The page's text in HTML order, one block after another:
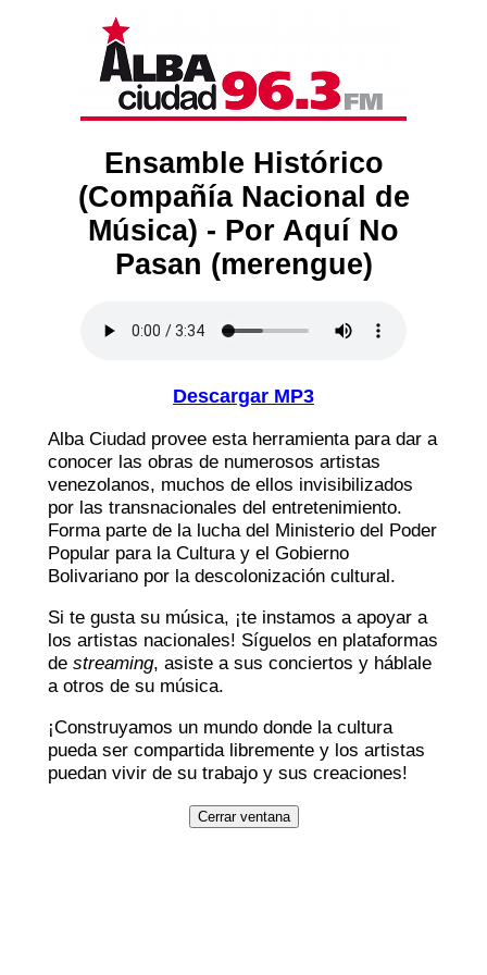
Ensamble Histórico
(Compañía Nacional de
Música) - Por Aquí No
Pasan (merengue)
Descargar MP3
Alba Ciudad provee esta herramienta para dar a
conocer las obras de numerosos artistas
venezolanos, muchos de ellos invisibilizados
por las transnacionales del entretenimiento.
Forma parte de la lucha del Ministerio del Poder
Popular para la Cultura y el Gobierno
Bolivariano por la descolonización cultural.
Si te gusta su música, ¡te instamos a apoyar a
los artistas nacionales! Síguelos en plataformas
de streaming, asiste a sus conciertos y háblale
a otros de su música.
¡Construyamos un mundo donde la cultura
pueda ser compartida libremente y los artistas
puedan vivir de su trabajo y sus creaciones!